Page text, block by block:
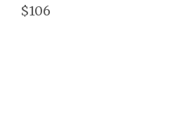
$106